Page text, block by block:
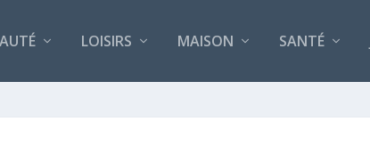
LOISIRS MAISON SANTÉ